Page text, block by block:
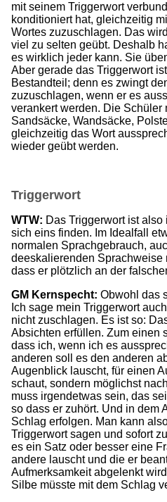
mit seinem Triggerwort
konditioniert hat, gleichzeitig
Wortes zuzuschlagen. Das
viel zu selten geübt. Deshalb
es wirklich jeder kann. Sie
Aber gerade das Triggerwort
Bestandteil; denn es zwingt
zuzuschlagen, wenn er es
verankert werden. Die Schüler
Sandsäcke, Wandsäcke,
gleichzeitig das Wort
wieder geübt werden.
Triggerwort
WTW: Das Triggerwort ist
sich eins finden. Im Idealfall
normalen Sprachgebrauch,
deeskalierenden Sprachweise
dass er plötzlich an der
GM Kernspecht: Obwohl das
Ich sage mein Triggerwort
nicht zuschlagen. Es ist so:
Absichten erfüllen. Zum einen
dass ich, wenn ich es
anderen soll es den anderen
Augenblick lauscht, für einen
schaut, sondern möglichst
muss irgendetwas sein, das
so dass er zuhört. Und in dem
Schlag erfolgen. Man kann
Triggerwort sagen und sofort
es ein Satz oder besser eine
andere lauscht und die er
Aufmerksamkeit abgelenkt
Silbe müsste mit dem Schlag